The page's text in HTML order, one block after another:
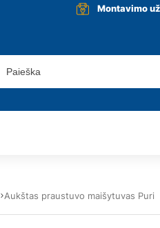
Montavimo
Aukštas praustuvo maišytuvas Puri